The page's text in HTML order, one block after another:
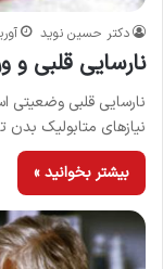
دکتر حسین نوید آوریل
نارسایی قلبی و
نارسایی قلبی وضعیتی
نیازهای متابولیک بدن
بیشتر بخوانید »